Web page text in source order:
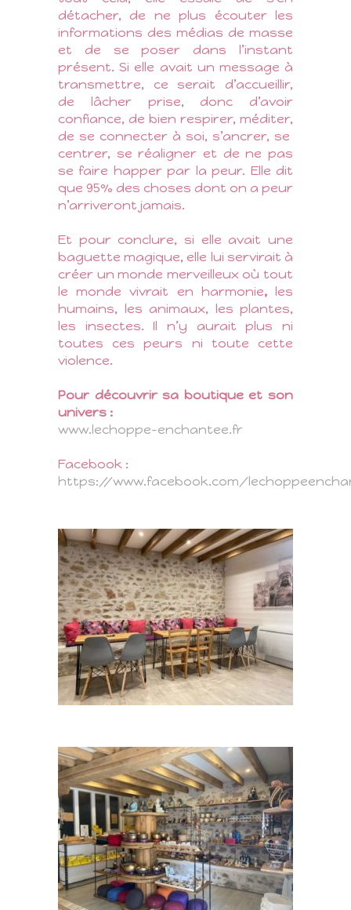
détacher, de ne plus écouter les
informations des médias de masse
et de se poser dans l’instant
présent. Si elle avait un message à
transmettre, ce serait d’accueillir,
de lâcher prise, donc d’avoir
confiance, de bien respirer, méditer,
de se connecter à soi, s’ancrer, se
centrer, se réaligner et de ne pas
se faire happer par la peur. Elle dit
que 95% des choses dont on a peur
n’arriveront jamais.
Et pour conclure, si elle avait une
baguette magique, elle lui servirait à
créer un monde merveilleux où tout
le monde vivrait en harmonie,les
humains, les animaux, les plantes,
les insectes. Il n’y aurait plus ni
toutes ces peurs ni toute cette
violence.
Pour découvrir sa boutique et son
univers :
www.lechoppe-enchantee.fr
Facebook :
https://www.facebook.com/